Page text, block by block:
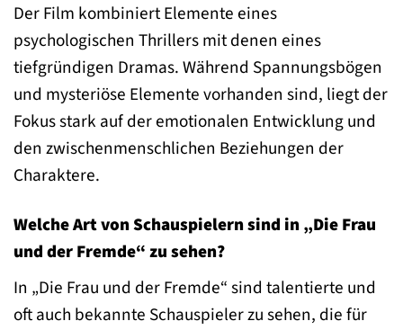
Der Film kombiniert Elemente eines
psychologischen Thrillers mit denen eines
tiefgründigen Dramas. Während Spannungsbögen
und mysteriöse Elemente vorhanden sind, liegt der
Fokus stark auf der emotionalen Entwicklung und
den zwischenmenschlichen Beziehungen der
Charaktere.
Welche Art von Schauspielern sind in „Die Frau
und der Fremde“ zu sehen?
In „Die Frau und der Fremde“ sind talentierte und
oft auch bekannte Schauspieler zu sehen, die für